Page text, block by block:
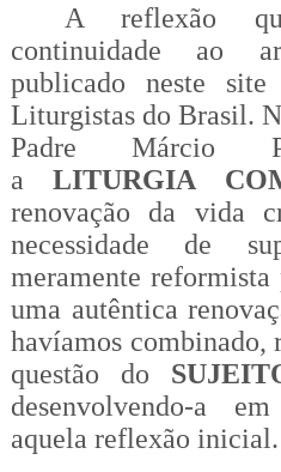
A reflexão
continuidade ao
publicado neste
Liturgistas do Brasil.
Padre Márcio
aLITURGIA
renovação da vida
necessidade de
meramente
uma autêntica
havíamos combinado,
questão do
desenvolvendo-a
aquela reflexão inicial.